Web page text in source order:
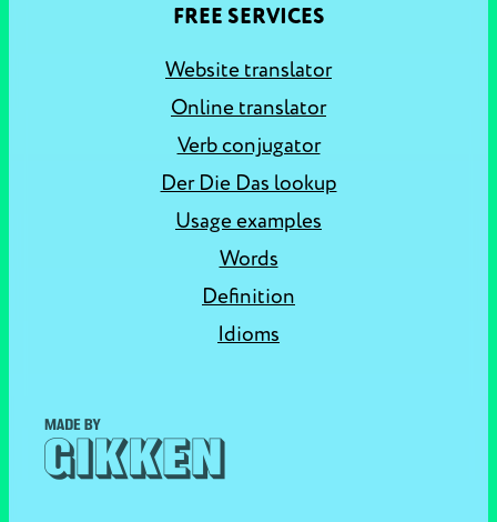
FREE SERVICES
Website translator
Online translator
Verb conjugator
Der Die Das lookup
Usage examples
Words
Definition
Idioms